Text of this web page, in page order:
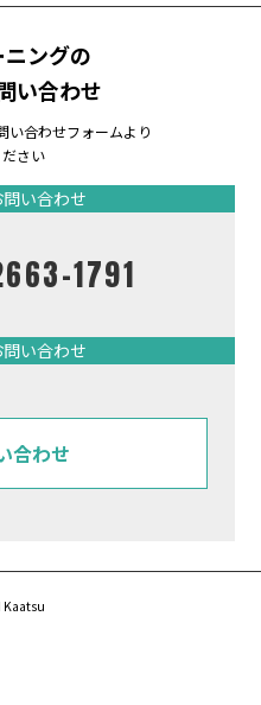
ングの
い合わせ
い合わせフォームより
さい
い合わせ
1791
い合わせ
合わせ
Kaatsu